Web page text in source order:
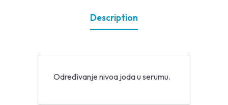
Description
Određivanje nivoa joda u serumu.